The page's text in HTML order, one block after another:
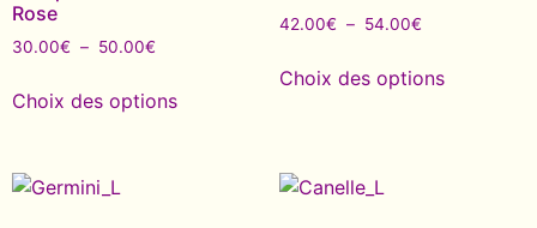
Rose
30.00€ – 50.00€
Choix des options
42.00€ – 54.00€
Choix des options